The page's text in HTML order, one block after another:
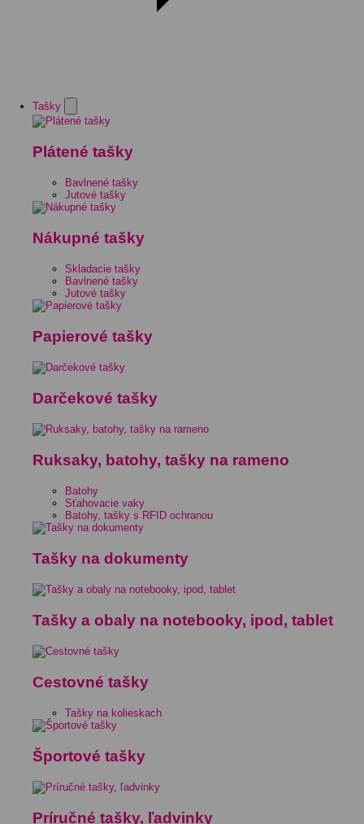
Tašky
Plátené tašky
Bavlnené tašky
Jutové tašky
Nákupné tašky
Skladacie tašky
Bavlnené tašky
Jutové tašky
Papierové tašky
Darčekové tašky
Ruksaky, batohy, tašky na rameno
Batohy
Sťahovacie vaky
Batohy, tašky s RFID ochranou
Tašky na dokumenty
Tašky a obaly na notebooky, ipod, tablet
Cestovné tašky
Tašky na kolieskach
Športové tašky
Príručné tašky, ľadvinky